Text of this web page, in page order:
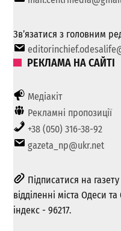
Зв’язатися з головним
РЕКЛАМА НА САЙТІ
Медіакіт
Рекламні пропозиції
+38 (050) 316-38-92
gazeta_np@ukr.net
Підписатися на
відділенні міста Одеси
індекс - 96217.